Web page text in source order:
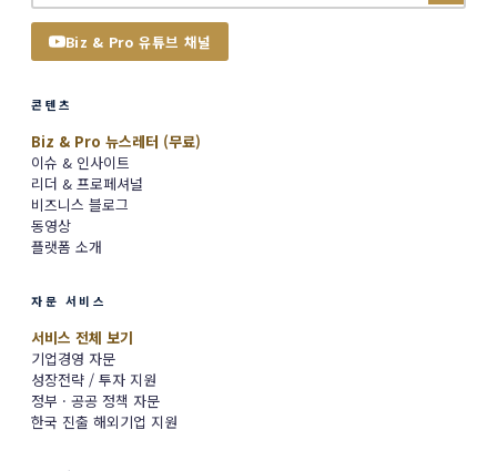
Biz & Pro 유튜브 채널
콘텐츠
Biz & Pro 뉴스레터 (무료)
이슈 & 인사이트
리더 & 프로페셔널
비즈니스 블로그
동영상
플랫폼 소개
자문 서비스
서비스 전체 보기
기업경영 자문
성장전략 / 투자 지원
정부 · 공공 정책 자문
한국 진출 해외기업 지원